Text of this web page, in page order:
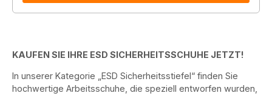
KAUFEN SIE IHRE ESD SICHERHEITSSCHUHE JETZT!
In unserer Kategorie „ESD Sicherheitsstiefel“ finden Sie
hochwertige Arbeitsschuhe, die speziell entworfen wurden,